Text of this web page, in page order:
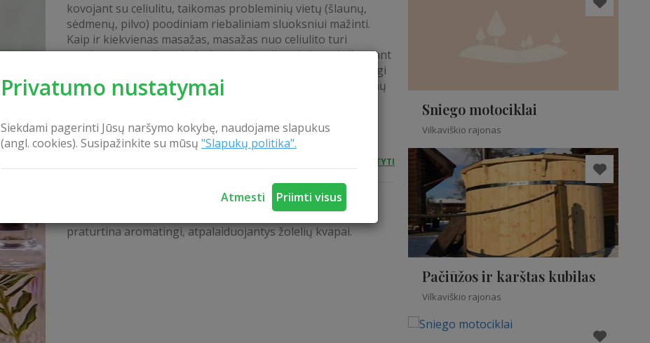
Privatumo nustatymai
Siekdami pagerinti Jūsų naršymo kokybę, naudojame slapukus
(angl. cookies). Susipažinkite su mūsų "Slapukų politika".
Atmesti Priimti visus
kovojant su celiulitu, taikomas probleminių vietų (šlaunų,
sėdmenų, pilvo) poodiniam riebaliniam sluoksniui mažinti.
Kaip ir kiekvienas masažas, masažas nuo celiulito turi
ypatingus, tam tikrus judesius, kurie taikomi tik praktikuojant
šią procedūrą. Šio masažo metu yra naudojami gilūs, ritmingi
veiksmai, kurie padeda suaktyvinti kraujotaką, šalina toksinų
SKAITYTI
Pasimėgaukite pirties teikiamamais malonumais, kuriuos
praturtina aromatingi, atpalaiduojantys žolelių kvapai.
Sniego motociklai
Vilkaviškio rajonas
Pačiūžos ir karštas kubilas
Vilkaviškio rajonas